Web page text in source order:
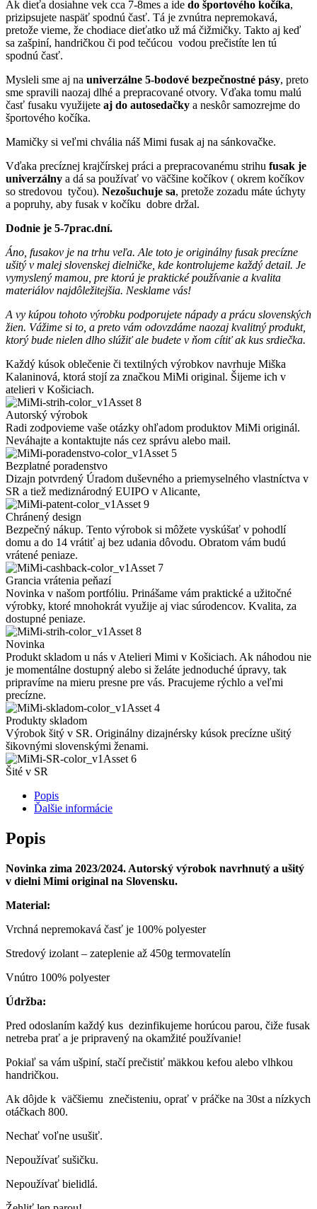
Ak dieťa dosiahne vek cca 7-8mes a ide do športového kočíka,
prizipsujete naspäť spodnú časť. Tá je zvnútra nepremokavá,
pretože vieme, že chodiace dieťatko už má čižmičky. Takto aj keď
sa zašpiní, handričkou či pod tečúcou vodou prečistíte len tú
spodnú časť.
Mysleli sme aj na univerzálne 5-bodové bezpečnostné pásy, preto
sme spravili naozaj dlhé a prepracované otvory. Vďaka tomu malú
časť fusaku využijete aj do autosedačky a neskôr samozrejme do
športového kočíka.
Mamičky si veľmi chvália náš Mimi fusak aj na sánkovačke.
Vďaka precíznej krajčírskej práci a prepracovanému strihu fusak je
univerzálny a dá sa používať vo väčšine kočíkov ( okrem kočíkov
so stredovou tyčou). Nezošuchuje sa, pretože zozadu máte úchyty
a popruhy, aby fusak v kočíku dobre držal.
Dodnie je 5-7prac.dní.
Áno, fusakov je na trhu veľa. Ale toto je originálny fusak precízne
ušitý v malej slovenskej dielničke, kde kontrolujeme každý detail. Je
vymyslený mamou, pre ktorú je praktické používanie a kvalita
materiálov najdôležitejšia. Nesklame vás!
A vy kúpou tohoto výrobku podporujete nápady a prácu slovenských
žien. Vážime si to, a preto vám odovzdáme naozaj kvalitný produkt,
ktorý bude nielen dlho slúžiť ale budete v ňom cítiť ak kus srdiečka.
Každý kúsok oblečenie či textilných výrobkov navrhuje Miška
Kalaninová, ktorá stojí za značkou MiMi original. Šijeme ich v
atelieri v Košiciach.
Autorský výrobok
Radi zodpovieme vaše otázky ohľadom produktov MiMi originál.
Neváhajte a kontaktujte nás cez správu alebo mail.
Bezplatné poradenstvo
Dizajn potvrdený Úradom duševného a priemyselného vlastníctva v
SR a tiež mediznárodný EUIPO v Alicante,
Chránený design
Bezpečný nákup. Tento výrobok si môžete vyskúšať v pohodlí
domu a do 14 vrátiť aj bez udania dôvodu. Obratom vám budú
vrátené peniaze.
Grancia vrátenia peňazí
Novinka v našom portfóliu. Prinášame vám praktické a užitočné
výrobky, ktoré mnohokrát využije aj viac súrodencov. Kvalita, za
dostupné peniaze.
Novinka
Produkt skladom u nás v Atelieri Mimi v Košiciach. Ak náhodou nie
je momentálne dostupný alebo si želáte jednoduché úpravy, tak
pripravíme na mieru presne pre vás. Pracujeme rýchlo a veľmi
precízne.
Produkty skladom
Výrobok šitý v SR. Originálny dizajnérsky kúsok precízne ušitý
šikovnými slovenskými ženami.
Šité v SR
Popis
Ďalšie informácie
Popis
Novinka zima 2023/2024. Autorský výrobok navrhnutý a ušitý
v dielni Mimi original na Slovensku.
Material:
Vrchná nepremokavá časť je 100% polyester
Stredový izolant – zateplenie až 450g termovatelín
Vnútro 100% polyester
Údržba:
Pred odoslaním každý kus dezinfikujeme horúcou parou, čiže fusak
netreba prať a je pripravený na okamžité používanie!
Pokiaľ sa vám ušpiní, stačí prečistiť mäkkou kefou alebo vlhkou
handričkou.
Ak dôjde k väčšiemu znečisteniu, oprať v práčke na 30st a nízkych
otáčkach 800.
Nechať voľne usušiť.
Nepoužívať sušičku.
Nepoužívať bielidlá.